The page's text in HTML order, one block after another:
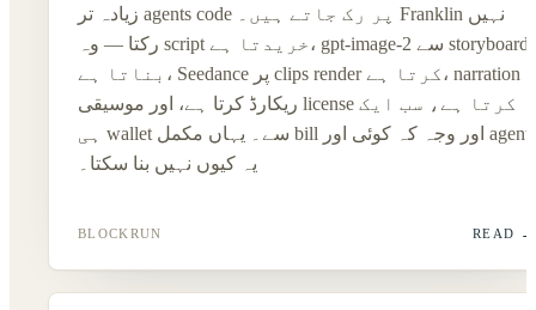
زیادہ تر agents code پر رک جاتے ہیں۔ Franklin نہیں
رکتا — وہ script خریدتا ہے، gpt-image-2 سے storyboard
بناتا ہے، Seedance پر clips render کرتا ہے، narration
ریکارڈ کرتا ہے، اور موسیقی license کرتا ہے، سب ایک
ہی wallet سے۔ یہاں مکمل bill اور وجہ کہ کوئی اور agent
یہ کیوں نہیں بنا سکتا۔
BLOCKRUN READ